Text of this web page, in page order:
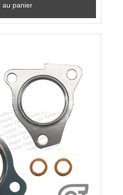
au panier